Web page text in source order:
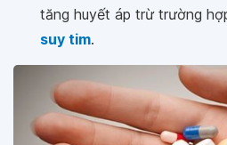
tăng huyết áp trừ trường
suy tim.